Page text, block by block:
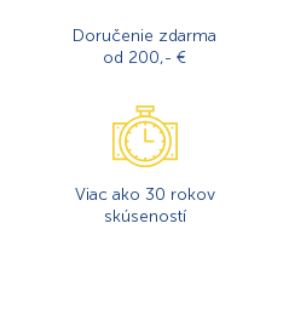
Doručenie zdarma
od 200,- €
Viac ako 30 rokov
skúseností